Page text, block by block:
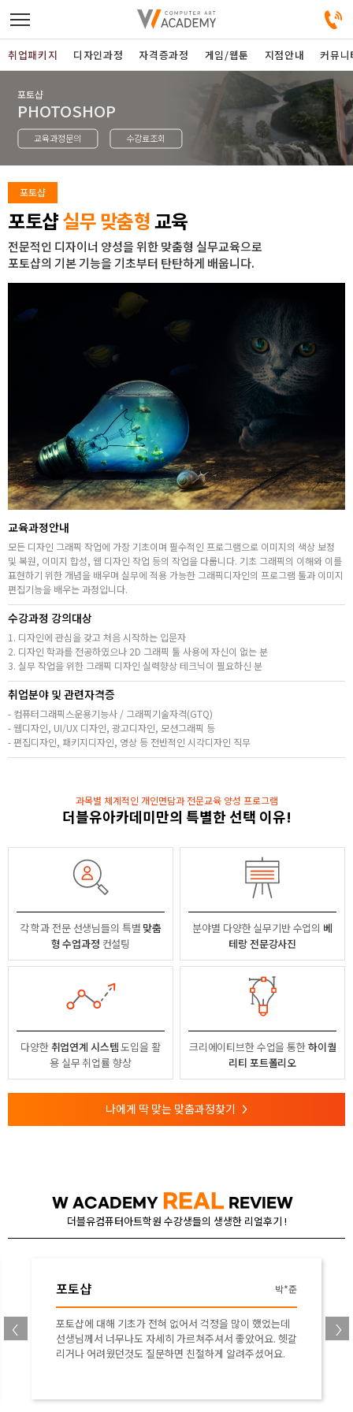
디자인정규과정
디자인단과과정
게임과정
자격증과정
커뮤니티
고객상담센터
아카데미소개
지점별 홈페이지
취업패키지 디자인과정 자격증과정 게임/웹툰 지점안내 커뮤니
포토샵
PHOTOSHOP
교육과정문의 수강료조회
포토샵
포토샵실무 맞춤형교육
전문적인 디자이너 양성을 위한 맞춤형 실무교육으로
포토샵의 기본 기능을 기초부터 탄탄하게 배웁니다.
교육과정안내
모든 디자인 그래픽 작업에 가장 기초이며 필수적인 프로그램으로 이미지의 색상 보정
및 복원, 이미지 합성, 웹 디자인 작업 등의 작업을 다룹니다. 기초 그래픽의 이해와 이를
표현하기 위한 개념을 배우며 실무에 적용 가능한 그래픽디자인의 프로그램 툴과 이미지
편집기능을 배우는 과정입니다.
수강과정 강의대상
1. 디자인에 관심을 갖고 처음 시작하는 입문자
2. 디자인 학과를 전공하였으나 2D 그래픽 툴 사용에 자신이 없는 분
3. 실무 작업을 위한 그래픽 디자인 실력향상 테크닉이 필요하신 분
취업분야 및 관련자격증
- 컴퓨터그래픽스운용기능사 / 그래픽기술자격(GTQ)
- 웹디자인, UI/UX 디자인, 광고디자인, 모션그래픽 등
- 편집디자인, 패키지디자인, 영상 등 전반적인 시각디자인 직무
과목별 체계적인 개인면담과 전문교육 양성 프로그램
더블유아카데미만의 특별한 선택 이유!
각 학과 전문 선생님들의 특별 맞춤
형 수업과정 컨설팅
분야별 다양한 실무기반 수업의 베
테랑 전문강사진
다양한취업연계 시스템도입을 활
용실무 취업률 향상
크리에이티브한 수업을 통한하이퀄
리티 포트폴리오
나에게 딱 맞는 맞춤과정찾기 >
W ACADEMY REAL REVIEW
더블유컴퓨터아트학원 수강생들의 생생한 리얼후기 !
포토샵 박*준
포토샵에 대해 기초가 전혀 없어서 걱정을 많이 했었는데
선생님께서 너무나도 자세히 가르쳐주셔서 좋았어요. 헷갈
리거나 어려웠던것도 질문하면 친절하게 알려주셨어요.